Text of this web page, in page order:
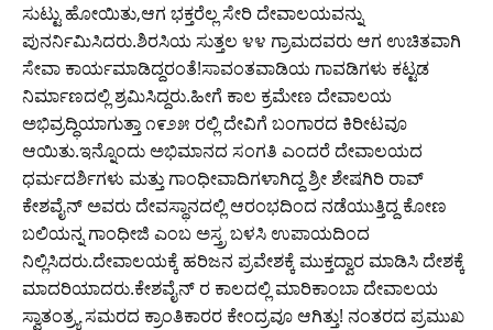
ಸುಟ್ಟು ಹೋಯಿತು,ಆಗ ಭಕ್ತರೆಲ್ಲ ಸೇರಿ ದೇವಾಲಯವನ್ನು
ಪುನರ್ನಿಮಿಸಿದರು.ಶಿರಸಿಯ ಸುತ್ತಲ ೪೪ ಗ್ರಾಮದವರು ಆಗ ಉಚಿತವಾಗಿ
ಸೇವಾ ಕಾರ್ಯಮಾಡಿದ್ದರಂತೆ!ಸಾವಂತವಾಡಿಯ ಗಾವಡಿಗಳು‌ ಕಟ್ಟಡ
ನಿರ್ಮಾಣದಲ್ಲಿ ಶ್ರಮಿಸಿದ್ದರು.ಹೀಗೆ ಕಾಲ ಕ್ರಮೇಣ ದೇವಾಲಯ
ಅಭಿವ್ರದ್ಧಿಯಾಗುತ್ತಾ ೧೯೨೫ ರಲ್ಲಿ ದೇವಿಗೆ ಬಂಗಾರದ ಕಿರೀಟವೂ
ಆಯಿತು.ಇನ್ನೊಂದು ಅಭಿಮಾನದ ಸಂಗತಿ ಎಂದರೆ ದೇವಾಲಯದ
ಧರ್ಮದರ್ಶಿಗಳು ಮತ್ತು ಗಾಂಧೀವಾದಿಗಳಾಗಿದ್ದ ಶ್ರೀ ಶೇಷಗಿರಿ ರಾವ್
ಕೇಶವೈನ್ ಅವರು ದೇವಸ್ಥಾನದಲ್ಲಿ ಆರಂಭದಿಂದ ನಡೆಯುತ್ತಿದ್ದ ಕೋಣ
ಬಲಿಯನ್ನ ಗಾಂಧೀಜಿ ಎಂಬ ಅಸ್ತ್ರ ಬಳಸಿ ಉಪಾಯದಿಂದ
ನಿಲ್ಲಿಸಿದರು.ದೇವಾಲಯಕ್ಕೆ ಹರಿಜನ ಪ್ರವೇಶಕ್ಕೆ ಮುಕ್ತದ್ವಾರ ಮಾಡಿಸಿ ದೇಶಕ್ಕೆ
ಮಾದರಿಯಾದರು.ಕೇಶವೈನ್ ರ ಕಾಲದಲ್ಲಿ ಮಾರಿಕಾಂಬಾ ದೇವಾಲಯ
ಸ್ವಾತಂತ್ರ್ಯ ಸಮರದ ಕ್ರಾಂತಿಕಾರರ ಕೇಂದ್ರವೂ ಆಗಿತ್ತು! ನಂತರದ ಪ್ರಮುಖ